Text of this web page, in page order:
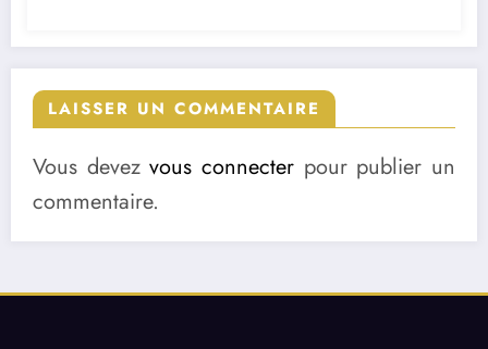
LAISSER UN COMMENTAIRE
Vous devezvous connecter pour publier un
commentaire.